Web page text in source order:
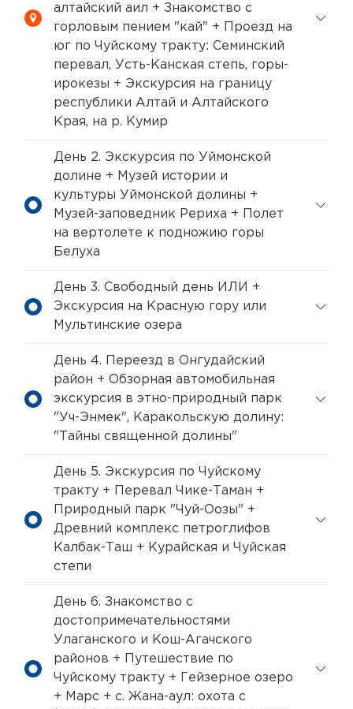
алтайский аил + Знакомство с
горловым пением "кай" + Проезд на
юг по Чуйскому тракту: Семинский
перевал, Усть-Канская степь, горы-
ирокезы + Экскурсия на границу
республики Алтай и Алтайского
Края, на р. Кумир
День 2. Экскурсия по Уймонской
долине + Музей истории и
культуры Уймонской долины +
Музей-заповедник Рериха + Полет
на вертолете к подножию горы
Белуха
День 3. Свободный день ИЛИ +
Экскурсия на Красную гору или
Мультинские озера
День 4. Переезд в Онгудайский
район + Обзорная автомобильная
экскурсия в этно-природный парк
"Уч-Энмек", Каракольскую долину:
"Тайны священной долины"
День 5. Экскурсия по Чуйскому
тракту + Перевал Чике-Таман +
Природный парк "Чуй-Оозы" +
Древний комплекс петроглифов
Калбак-Таш + Курайская и Чуйская
степи
День 6. Знакомство с
достопримечательностями
Улаганского и Кош-Агачского
районов + Путешествие по
Чуйскому тракту + Гейзерное озеро
+ Марс + с. Жана-аул: охота с